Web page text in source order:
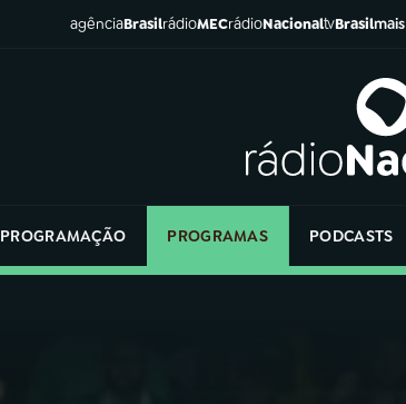
agênciaBrasilrádioMECrádioNacionaltvBrasilmais
PROGRAMAÇÃO PROGRAMAS PODCASTS